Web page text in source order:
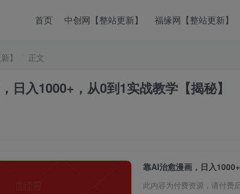
首页 中创网【整站更新】 福缘网【整站更新】
】 正文
日入1000+，从0到1实战教学【揭秘】
靠AI治愈漫画，日入
此内容为付费资源，请付费